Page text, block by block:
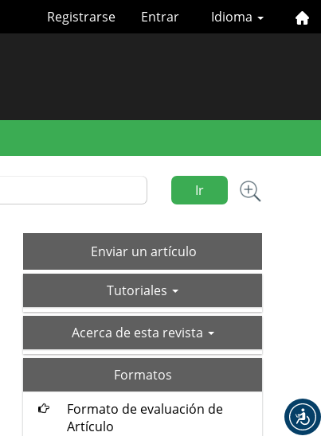
Idioma
Registrarse Entrar
Ir
Enviar
un
Enviar un artículo
Tutoriales
acerca-Acerca de esta revista
Formatos
Formato de evaluación de
Artículo